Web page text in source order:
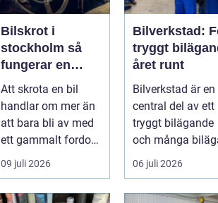
Bilskrot i
stockholm så
fungerar en
säker och
miljövänlig
skrotning
Att skrota en bil
handlar om mer än
att bara bli av med
ett gammalt fordon.
En genomtänkt
skrotning ...
09 juli 2026
Bilverkstad:
tryggt
året runt
Bilverkstad är en
central del av ett
tryggt bilägande
och många
letar ...
06 juli 2026